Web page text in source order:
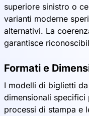
superiore sinistro o
varianti moderne
alternativi. La
garantisce
Formati e
I modelli di biglietti
dimensionali
processi di stampa e